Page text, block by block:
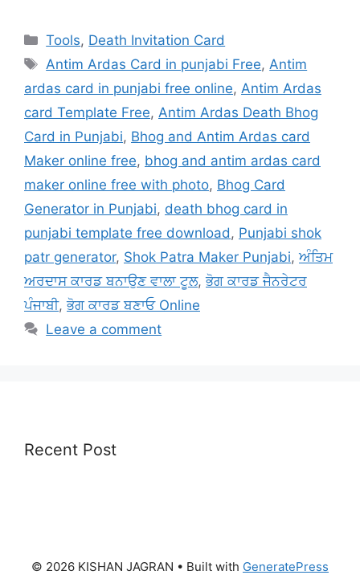
Categories
Tools, Death Invitation Card
Tags
Antim Ardas Card in punjabi Free,Antim
ardas card in punjabi free online, Antim Ardas
card Template Free, Antim Ardas Death Bhog
Card in Punjabi, Bhog and Antim Ardas card
Maker online free, bhog and antim ardas card
maker online free with photo, Bhog Card
Generator in Punjabi, death bhog card in
punjabi template free download, Punjabi shok
patr generator, Shok Patra Maker Punjabi,ਅੰਤਿਮ
ਅਰਦਾਸ ਕਾਰਡ ਬਨਾਉਣ ਵਾਲਾ ਟੂਲ,ਭੋਗ ਕਾਰਡ ਜੈਨਰੇਟਰ
ਪੰਜਾਬੀ,ਭੋਗ ਕਾਰਡ ਬਣਾਓ Online
Leave a comment
Recent Post
© 2026 KISHAN JAGRAN • Built with GeneratePress